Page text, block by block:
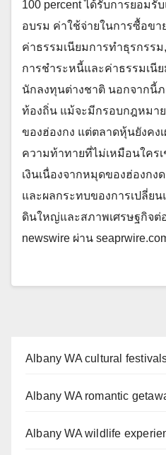
100 percent ได้รับการยอมรั
อบรม ค่าใช้จ่ายในการซื้อข
ค่าธรรมเนียมการทำธุรกรร
การชำระหนี้และค่าธรรมเนี
นักลงทุนต่างชาติ นอกจากนี้
ท้องถิ่น แม้จะมีกรอบกฎหมา
ของฮ่องกง แต่ตลาดหุ้นยังคง
ความท้าทายที่ไม่เหมือนใคร
เงินเนื่องจากหมุดของฮ่องก
และผลกระทบของการเปลี่ย
ดินใหญ่และสภาพเศรษฐกิจต่
newswire ผ่าน
Albany WA cultural
Albany WA romantic
Albany WA wildlife